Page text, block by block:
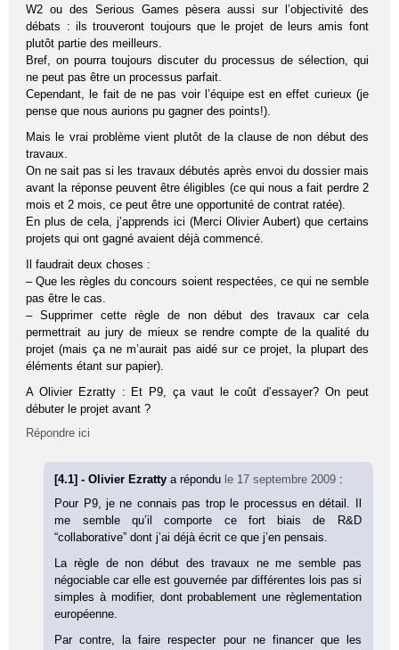
W2 ou des Serious Games pèsera aussi sur l’objectivité des
débats : ils trouveront toujours que le projet de leurs amis font
plutôt partie des meilleurs.
Bref, on pourra toujours discuter du processus de sélection, qui
ne peut pas être un processus parfait.
Cependant, le fait de ne pas voir l’équipe est en effet curieux (je
pense que nous aurions pu gagner des points!).
Mais le vrai problème vient plutôt de la clause de non début des
travaux.
On ne sait pas si les travaux débutés après envoi du dossier mais
avant la réponse peuvent être éligibles (ce qui nous a fait perdre 2
mois et 2 mois, ce peut être une opportunité de contrat ratée).
En plus de cela, j’apprends ici (Merci Olivier Aubert) que certains
projets qui ont gagné avaient déjà commencé.
Il faudrait deux choses :
– Que les règles du concours soient respectées, ce qui ne semble
pas être le cas.
– Supprimer cette règle de non début des travaux car cela
permettrait au jury de mieux se rendre compte de la qualité du
projet (mais ça ne m’aurait pas aidé sur ce projet, la plupart des
éléments étant sur papier).
A Olivier Ezratty : Et P9, ça vaut le coût d’essayer? On peut
débuter le projet avant ?
Répondre ici
[4.1] - Olivier Ezrattya répondu le 17 septembre 2009 :
Pour P9, je ne connais pas trop le processus en détail. Il
me semble qu’il comporte ce fort biais de R&D
“collaborative” dont j’ai déjà écrit ce que j’en pensais.
La règle de non début des travaux ne me semble pas
négociable car elle est gouvernée par différentes lois pas si
simples à modifier, dont probablement une règlementation
européenne.
Par contre, la faire respecter pour ne financer que les